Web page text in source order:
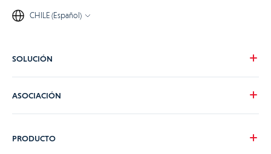
CHILE (Español)
SOLUCIÓN
Tarifas
ASOCIACIÓN
PRODUCTO